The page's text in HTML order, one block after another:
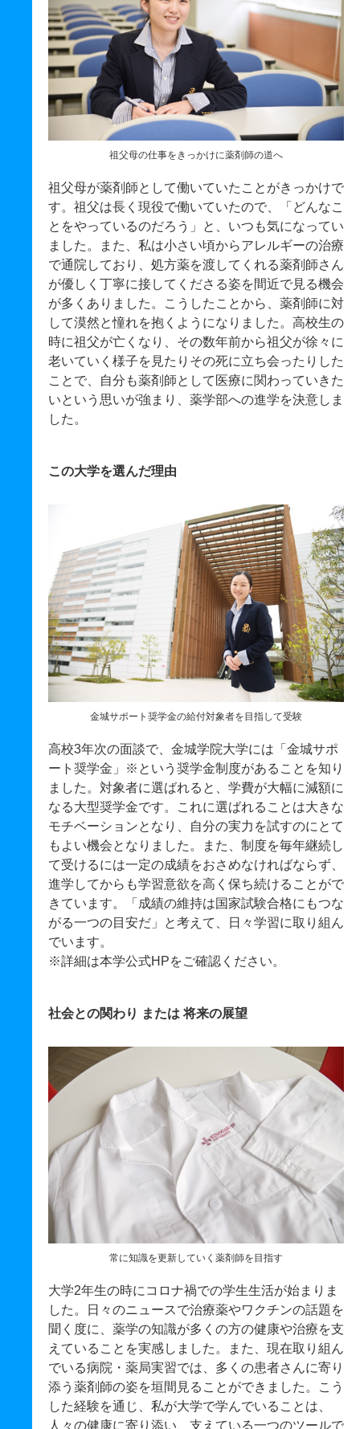
祖父母の仕事をきっかけに薬剤師の道へ
祖父母が薬剤師として働いていたことがきっかけで
す。祖父は長く現役で働いていたので、「どんなこ
とをやっているのだろう」と、いつも気になってい
ました。また、私は小さい頃からアレルギーの治療
で通院しており、処方薬を渡してくれる薬剤師さん
が優しく丁寧に接してくださる姿を間近で見る機会
が多くありました。こうしたことから、薬剤師に対
して漠然と憧れを抱くようになりました。高校生の
時に祖父が亡くなり、その数年前から祖父が徐々に
老いていく様子を見たりその死に立ち会ったりした
ことで、自分も薬剤師として医療に関わっていきた
いという思いが強まり、薬学部への進学を決意しま
した。
この大学を選んだ理由
金城サポート奨学金の給付対象者を目指して受験
高校3年次の面談で、金城学院大学には「金城サポ
ート奨学金」※という奨学金制度があることを知り
ました。対象者に選ばれると、学費が大幅に減額に
なる大型奨学金です。これに選ばれることは大きな
モチベーションとなり、自分の実力を試すのにとて
もよい機会となりました。また、制度を毎年継続し
て受けるには一定の成績をおさめなければならず、
進学してからも学習意欲を高く保ち続けることがで
きています。「成績の維持は国家試験合格にもつな
がる一つの目安だ」と考えて、日々学習に取り組ん
でいます。
※詳細は本学公式HPをご確認ください。
社会との関わり または 将来の展望
常に知識を更新していく薬剤師を目指す
大学2年生の時にコロナ禍での学生生活が始まりま
した。日々のニュースで治療薬やワクチンの話題を
聞く度に、薬学の知識が多くの方の健康や治療を支
えていることを実感しました。また、現在取り組ん
でいる病院・薬局実習では、多くの患者さんに寄り
添う薬剤師の姿を垣間見ることができました。こう
した経験を通じ、私が大学で学んでいることは、
人々の健康に寄り添い、支えている一つのツールで